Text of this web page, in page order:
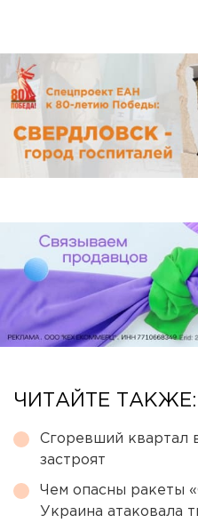
ЧИТАЙТЕ ТАКЖЕ:
Сгоревший квартал
застроят
Чем опасны ракеты
Украина атаковала